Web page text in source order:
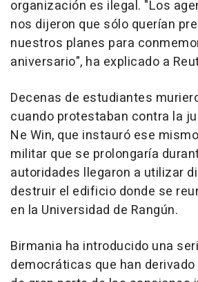
organización es ilegal. "Los
nos dijeron que sólo querían
nuestros planes para
aniversario", ha explicado a
Decenas de estudiantes
cuando protestaban contra la
Ne Win, que instauró ese
militar que se prolongaría
autoridades llegaron a utilizar
destruir el edificio donde se
en la Universidad de Rangún.
Birmania ha introducido una
democráticas que han